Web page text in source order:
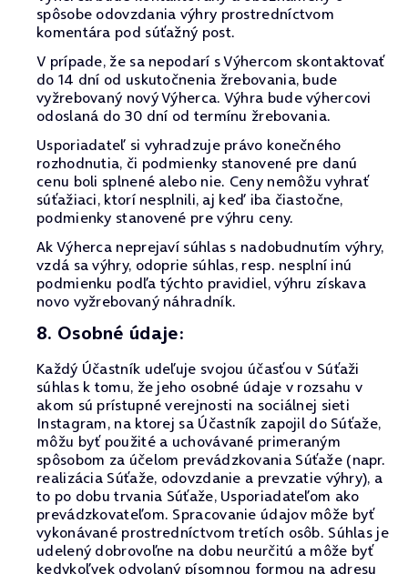
spôsobe odovzdania výhry prostredníctvom
komentára pod súťažný post.
V prípade, že sa nepodarí s Výhercom skontaktovať
do 14 dní od uskutočnenia žrebovania, bude
vyžrebovaný nový Výherca. Výhra bude výhercovi
odoslaná do 30 dní od termínu žrebovania.
Usporiadateľ si vyhradzuje právo konečného
rozhodnutia, či podmienky stanovené pre danú
cenu boli splnené alebo nie. Ceny nemôžu vyhrať
súťažiaci, ktorí nesplnili, aj keď iba čiastočne,
podmienky stanovené pre výhru ceny.
Ak Výherca neprejaví súhlas s nadobudnutím výhry,
vzdá sa výhry, odoprie súhlas, resp. nesplní inú
podmienku podľa týchto pravidiel, výhru získava
novo vyžrebovaný náhradník.
8. Osobné údaje:
Každý Účastník udeľuje svojou účasťou v Súťaži
súhlas k tomu, že jeho osobné údaje v rozsahu v
akom sú prístupné verejnosti na sociálnej sieti
Instagram, na ktorej sa Účastník zapojil do Súťaže,
môžu byť použité a uchovávané primeraným
spôsobom za účelom prevádzkovania Súťaže (napr.
realizácia Súťaže, odovzdanie a prevzatie výhry), a
to po dobu trvania Súťaže, Usporiadateľom ako
prevádzkovateľom. Spracovanie údajov môže byť
vykonávané prostredníctvom tretích osôb. Súhlas je
udelený dobrovoľne na dobu neurčitú a môže byť
kedykoľvek odvolaný písomnou formou na adresu